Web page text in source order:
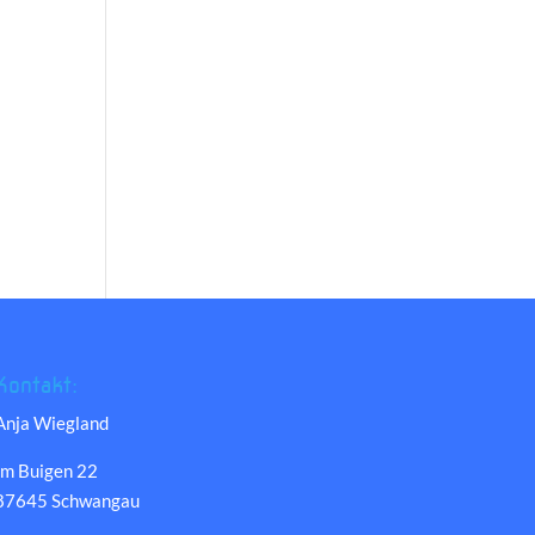
Wiegland
Buigen 22
Schwangau